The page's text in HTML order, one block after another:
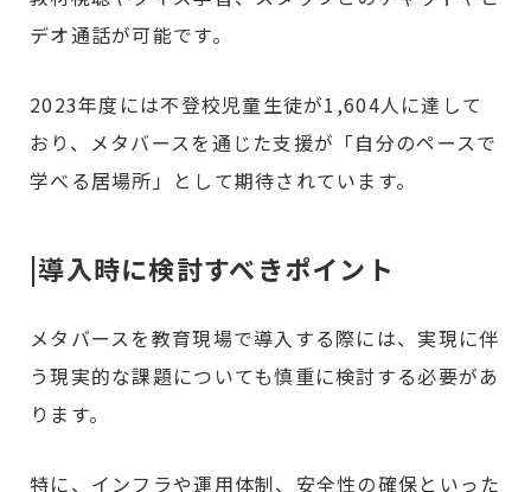
デオ通話が可能です。
2023年度には不登校児童生徒が1,604人に達して
おり、メタバースを通じた支援が「自分のペースで
学べる居場所」として期待されています。
|導入時に検討すべきポイント
メタバースを教育現場で導入する際には、実現に伴
う現実的な課題についても慎重に検討する必要があ
ります。
特に、インフラや運用体制、安全性の確保といった